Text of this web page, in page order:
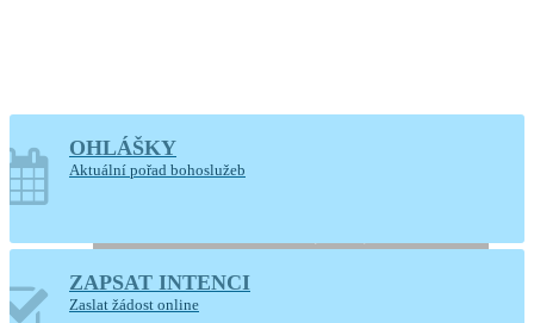
soboty o prázdninách
14-17.30 hodin
Otevřený kostel
OHLÁŠKY
Aktuální pořad bohoslužeb
ZAPSAT INTENCI
Zaslat žádost online